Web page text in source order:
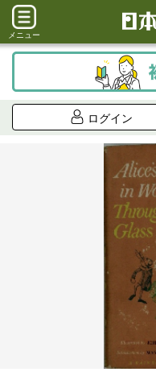
メニュー
ログイン